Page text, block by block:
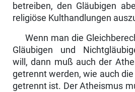
betreiben, den Gläubigen
religiöse Kulthandlungen
Wenn man die
Gläubigen und
will, dann muß auch der
getrennt werden, wie auch
getrennt ist. Der Atheismus